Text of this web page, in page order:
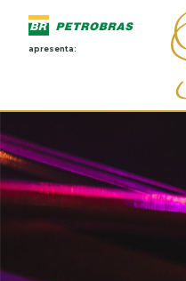
apresenta: